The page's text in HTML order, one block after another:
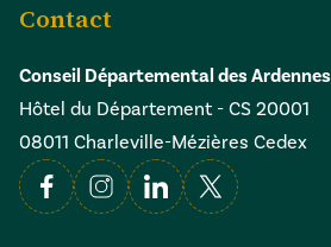
Contact
Conseil Départemental des Ardennes
Hôtel du Département - CS 20001
08011 Charleville-Mézières Cedex
FacebookInstagramLinkedin
X